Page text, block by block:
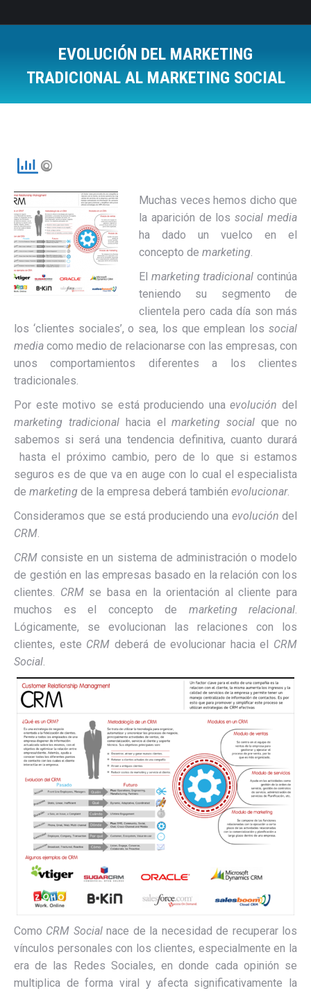
EVOLUCIÓN DEL MARKETING
TRADICIONAL AL MARKETING SOCIAL
Muchas veces hemos dicho que
la aparición de lossocial media
ha dado un vuelco en el
concepto de marketing.
El marketing tradicional continúa
teniendo su segmento de
clientela pero cada día son más
los ‘clientes sociales’, o sea, los que emplean los social
media como medio de relacionarse con las empresas, con
unos comportamientos diferentes a los clientes
tradicionales.
Por este motivo se está produciendo unaevolución del
marketing tradicionalhacia el marketing social que no
sabemos si será una tendencia definitiva, cuanto durará
hasta el próximo cambio, pero de lo que si estamos
seguros es de que va en auge con lo cual el especialista
de marketing de la empresa deberá también evolucionar.
Consideramos que se está produciendo una evolución del
CRM.
CRM consiste en un sistema de administración o modelo
de gestión en las empresas basado en la relación con los
clientes. CRMse basa en la orientación al cliente para
muchos es el concepto de marketing relacional.
Lógicamente, se evolucionan las relaciones con los
clientes, este CRM deberá de evolucionar hacia el CRM
Social.
Como CRM Socialnace de la necesidad de recuperar los
vínculos personales con los clientes, especialmente en la
era de las Redes Sociales, en donde cada opinión se
multiplica de forma viral y afecta significativamente la